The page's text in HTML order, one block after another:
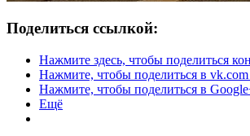
Поделиться ссылкой:
Нажмите здесь, чтобы поделиться
Нажмите, чтобы поделиться в
Нажмите, чтобы поделиться в
Ещё